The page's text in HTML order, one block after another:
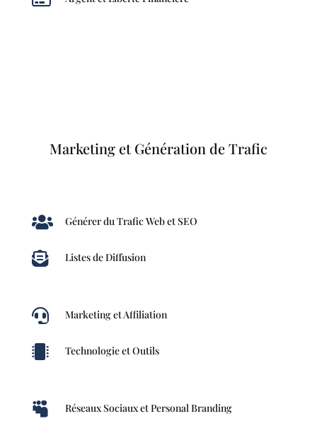
Marketing et Génération de Trafic
 Générer du Trafic Web et SEO
 Listes de Diffusion
 Marketing et Affiliation
 Technologie et Outils
 Réseaux Sociaux et Personal Branding